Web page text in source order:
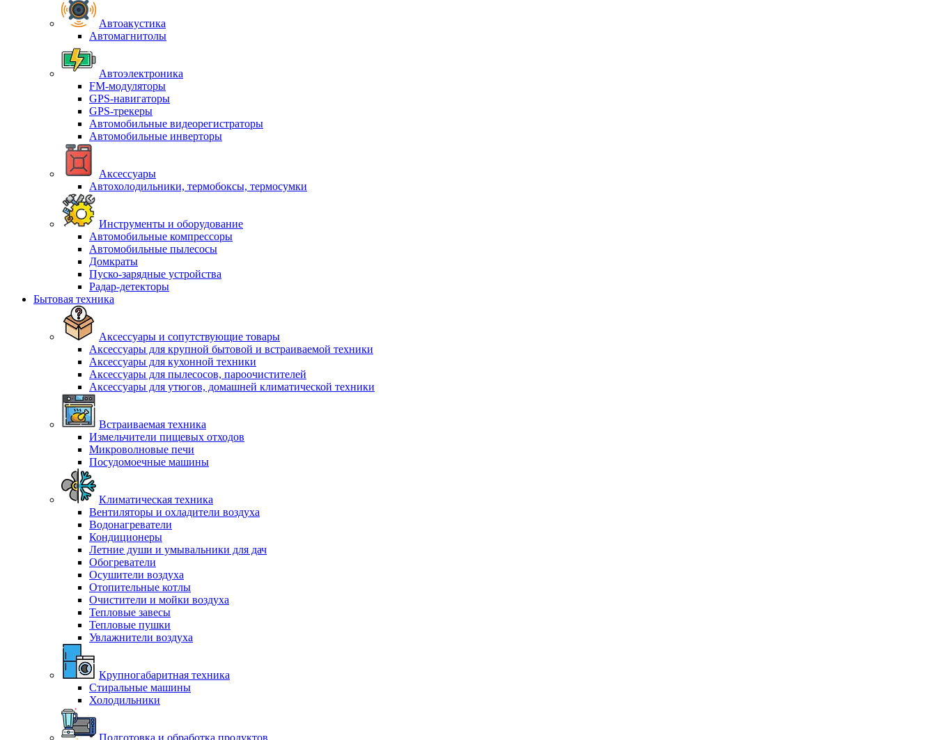
Автоакустика
Автомагнитолы
Автоэлектроника
FM-модуляторы
GPS-навигаторы
GPS-трекеры
Автомобильные видеорегистраторы
Автомобильные инверторы
Аксессуары
Автохолодильники, термобоксы, термосумки
Инструменты и оборудование
Автомобильные компрессоры
Автомобильные пылесосы
Домкраты
Пуско-зарядные устройства
Радар-детекторы
Бытовая техника
Аксессуары и сопутствующие товары
Аксессуары для крупной бытовой и встраиваемой техники
Аксессуары для кухонной техники
Аксессуары для пылесосов, пароочистителей
Аксессуары для утюгов, домашней климатической техники
Встраиваемая техника
Измельчители пищевых отходов
Микроволновые печи
Посудомоечные машины
Климатическая техника
Вентиляторы и охладители воздуха
Водонагреватели
Кондиционеры
Летние души и умывальники для дач
Обогреватели
Осушители воздуха
Отопительные котлы
Очистители и мойки воздуха
Тепловые завесы
Тепловые пушки
Увлажнители воздуха
Крупногабаритная техника
Стиральные машины
Холодильники
Подготовка и обработка продуктов